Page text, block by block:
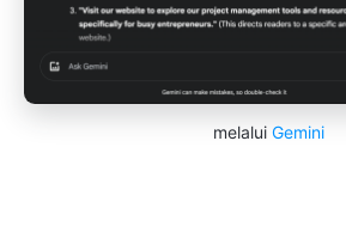
melalui Gemini